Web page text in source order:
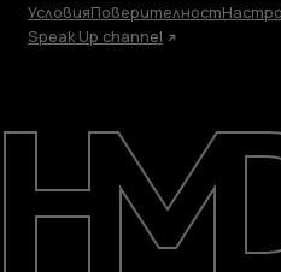
Ремонт, повторна
рециклиране
Поддръжка
УсловияПоверителност
Speak Up channel